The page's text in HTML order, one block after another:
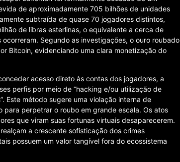
de aproximadamente 705 bilhões de unidades
subtraída de quase 70 jogadores distintos,
de libras esterlinas, o equivalente a cerca de
Segundo as investigações, o ouro roubado
Bitcoin, evidenciando uma clara monetização do
acesso direto às contas dos jogadores, a
perfis por meio de “hacking e/ou utilização de
Este método sugere uma violação interna de
perpetrar o roubo em grande escala. Os atos
que viram suas fortunas virtuais desaparecerem.
a crescente sofisticação dos crimes
possuem um valor tangível fora do ecossistema